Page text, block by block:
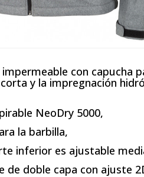
con capucha
y la impregnación
NeoDry 5000,
la barbilla,
inferior es ajustable
de doble capa con ajuste